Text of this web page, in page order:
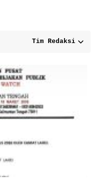
Tim Redaksi